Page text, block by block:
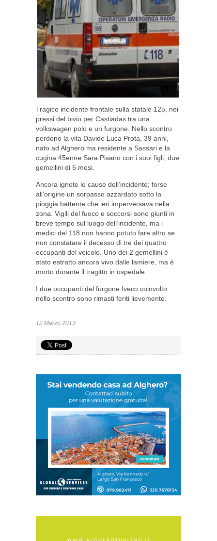
Tragico incidente frontale sulla statale 125, nei
pressi del bivio per Castiadas tra una
volkswagen polo e un furgone. Nello scontro
perdono la vita Davide Luca Prota, 39 anni,
nato ad Alghero ma residente a Sassari e la
cugina 45enne Sara Pisano con i suoi figli, due
gemellini di 5 mesi.
Ancora ignote le cause dell’incidente; forse
all’origine un sorpasso azzardato sotto la
pioggia battente che ieri imperversava nella
zona. Vigili del fuoco e soccorsi sono giunti in
breve tempo sul luogo dell’incidente, ma i
medici del 118 non hanno potuto fare altro se
non constatare il decesso di tre dei quattro
occupanti del veicolo. Uno dei 2 gemellini è
stato estratto ancora vivo dalle lamiere, ma è
morto durante il tragitto in ospedale.
I due occupanti del furgone Iveco coinvolto
nello scontro sono rimasti feriti lievemente.
12 Marzo 2013